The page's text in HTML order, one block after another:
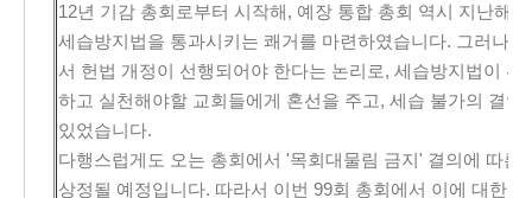
12년 기감 총회로부터 시작해, 예장 통합 총회 역시 지난해
세습방지법을 통과시키는 쾌거를 마련하였습니다. 그러나
서 헌법 개정이 선행되어야 한다는 논리로, 세습방지법이
하고 실천해야할 교회들에게 혼선을 주고, 세습 불가의 결
있었습니다.
다행스럽게도 오는 총회에서 '목회대물림 금지' 결의에 따른
상정될 예정입니다. 따라서 이번 99회 총회에서 이에 대한